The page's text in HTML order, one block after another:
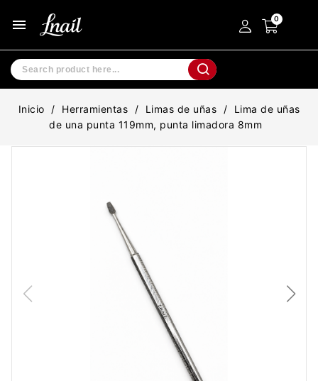
menu
Inicio Herramientas Limas de uñas
Lima de uñas
de una punta 119mm, punta limadora 8mm